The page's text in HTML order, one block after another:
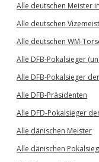
Alle deutschen Meister
Alle deutschen
Alle deutschen WM-
Alle DFB-Pokalsieger
Alle DFB-Pokalsieger
Alle DFB-Präsidenten
Alle DFD-Pokalsieger
Alle dänischen Meister
Alle dänischen